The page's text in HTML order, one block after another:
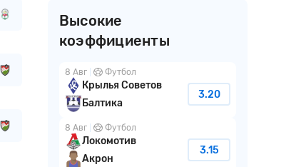
Высокие
коэффициенты
8 Авг Футбол
Крылья Советов
Балтика
3.20
8 Авг Футбол
Локомотив
Акрон
3.15